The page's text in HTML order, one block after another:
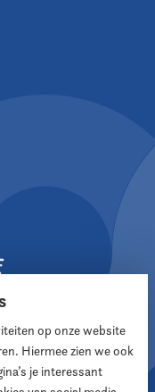
op onze website
Hiermee zien we ook
je interessant